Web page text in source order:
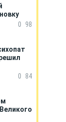
0
98
0
84